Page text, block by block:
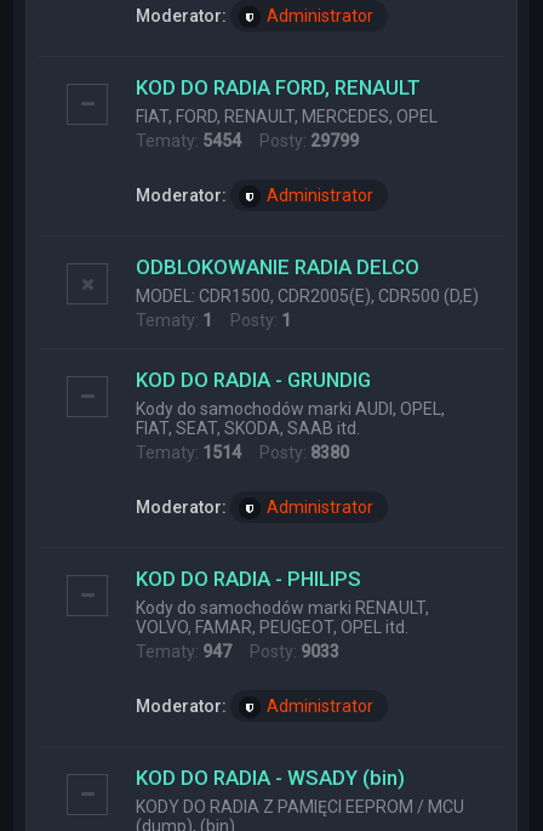
Moderator: Administrator
KOD DO RADIA FORD, RENAULT
FIAT, FORD, RENAULT, MERCEDES, OPEL
Tematy: 5454Posty: 29799
Moderator: Administrator
ODBLOKOWANIE RADIA DELCO
MODEL: CDR1500, CDR2005(E), CDR500 (D,E)
Tematy: 1 Posty: 1
KOD DO RADIA - GRUNDIG
Kody do samochodów marki AUDI, OPEL,
FIAT, SEAT, SKODA, SAAB itd.
Tematy: 1514Posty: 8380
Moderator: Administrator
KOD DO RADIA - PHILIPS
Kody do samochodów marki RENAULT,
VOLVO, FAMAR, PEUGEOT, OPEL itd.
Tematy: 947Posty: 9033
Moderator: Administrator
KOD DO RADIA - WSADY (bin)
KODY DO RADIA Z PAMIĘCI EEPROM / MCU
(dump), (bin)